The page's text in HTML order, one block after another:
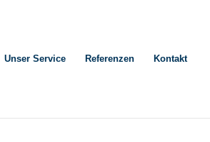
Unser Service Referenzen Kontakt